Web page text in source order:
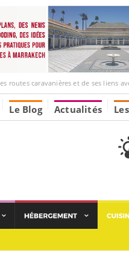
et de ses liens avec l’Afrique de
Le Blog Actualités